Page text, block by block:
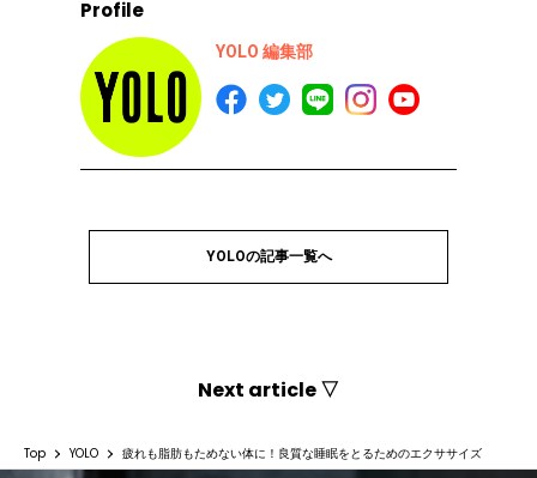
Profile
YOLO 編集部
YOLOの記事一覧へ
Next article ▽
Top YOLO 疲れも脂肪もためない体に！良質な睡眠をとるためのエクササイズ